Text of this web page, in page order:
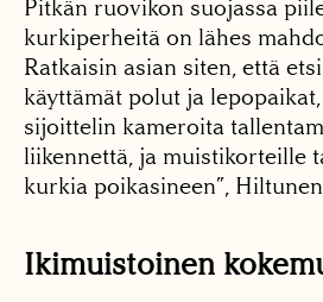
Pitkän ruovikon suojassa
kurkiperheitä on lähes
Ratkaisin asian siten, että
käyttämät polut ja
sijoittelin kameroita
liikennettä, ja muistikorteille
kurkia poikasineen”,
Ikimuistoinen